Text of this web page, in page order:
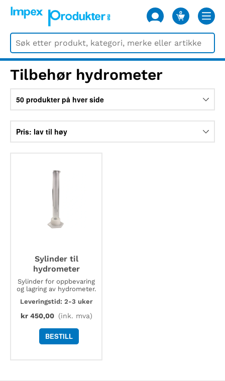
0
VARER
Tilbehør hydrometer
Sylinder til
hydrometer
Sylinder for oppbevaring
og lagring av hydrometer.
Leveringstid: 2-3 uker
kr450,00 (ink. mva)
BESTILL